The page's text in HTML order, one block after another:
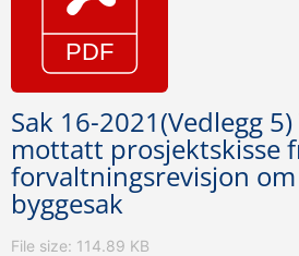
Sak 16-2021(Vedlegg
mottatt prosjektskisse
forvaltningsrevisjon
byggesak
File size: 114.89 KB